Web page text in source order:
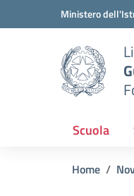
Vai ai contenuti
Vai al menu di navigazione
Ministero
Scuola
Home